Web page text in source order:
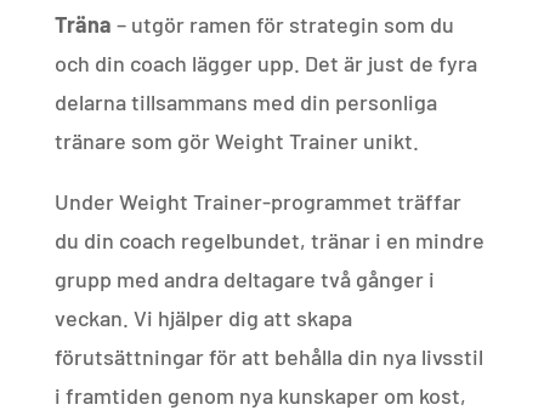
Träna – utgör ramen för strategin som du
och din coach lägger upp. Det är just de fyra
delarna tillsammans med din personliga
tränare som gör Weight Trainer unikt.
Under Weight Trainer-programmet träffar
du din coach regelbundet, tränar i en mindre
grupp med andra deltagare två gånger i
veckan. Vi hjälper dig att skapa
förutsättningar för att behålla din nya livsstil
i framtiden genom nya kunskaper om kost,